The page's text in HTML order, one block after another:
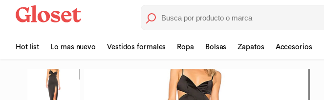
Hot list Lo mas nuevo Vestidos formales Ropa Bolsas Zapatos Accesorios